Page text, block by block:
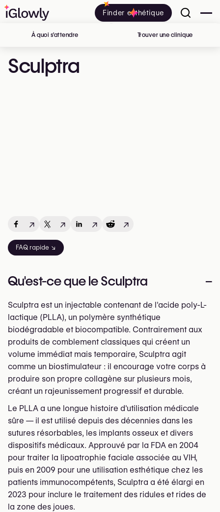
Finder esthétique
Sculptra
À quoi s’attendre Trouver une clinique
FAQ rapide ↘
↗ ↗ ↗ ↗
Qu'est-ce que le Sculptra –
Sculptra est un injectable contenant de l'acide poly-L-
lactique (PLLA), un polymère synthétique
biodégradable et biocompatible. Contrairement aux
produits de comblement classiques qui créent un
volume immédiat mais temporaire, Sculptra agit
comme un biostimulateur : il encourage votre corps à
produire son propre collagène sur plusieurs mois,
créant un rajeunissement progressif et durable.
Le PLLA a une longue histoire d'utilisation médicale
sûre — il est utilisé depuis des décennies dans les
sutures résorbables, les implants osseux et divers
dispositifs médicaux. Approuvé par la FDA en 2004
pour traiter la lipoatrophie faciale associée au VIH,
puis en 2009 pour une utilisation esthétique chez les
patients immunocompétents, Sculptra a été élargi en
2023 pour inclure le traitement des ridules et rides de
la zone des joues.